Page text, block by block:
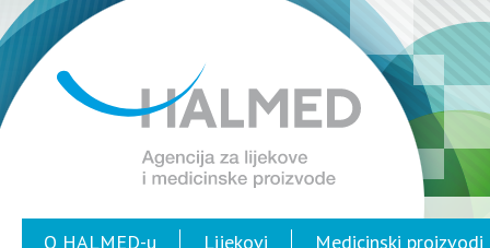
O HALMED-u Lijekovi Medicinski proizvodi